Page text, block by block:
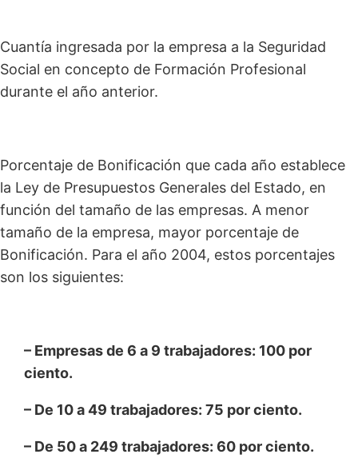
Cuantía ingresada por la empresa a la Seguridad
Social en concepto de Formación Profesional
durante el año anterior.
Porcentaje de Bonificación que cada año establece
la Ley de Presupuestos Generales del Estado, en
función del tamaño de las empresas. A menor
tamaño de la empresa, mayor porcentaje de
Bonificación. Para el año 2004, estos porcentajes
son los siguientes:
– Empresas de 6 a 9 trabajadores: 100 por
ciento.
– De 10 a 49 trabajadores: 75 por ciento.
– De 50 a 249 trabajadores: 60 por ciento.